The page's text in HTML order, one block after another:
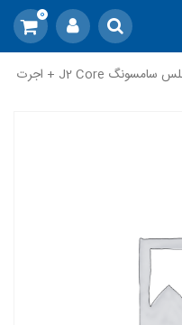
0
گلس سامسونگ J2 Core + اجرت